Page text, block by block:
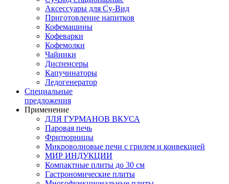
Аксессуары для Су-Вид
Приготовление напитков
Кофемашины
Кофеварки
Кофемолки
Чайники
Диспенсеры
Капучинаторы
Ледогенератор
Специальные
предложения
Применение
ДЛЯ ГУРМАНОВ ВКУСА
Паровая печь
Фритюрницы
Микроволновые печи с грилем и конвекцией
МИР ИНДУКЦИИ
Компактные плиты до 30 см
Гастрономические плиты